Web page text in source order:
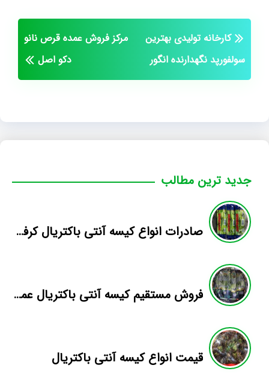
کارخانه تولیدی بهترین
سولفورپد نگهدارنده انگور
مرکز فروش عمده قرص نانو
دکو اصل
جدید ترین مطالب
صادرات انواع کیسه آنتی باکتریال کرفس
فروش مستقیم کیسه آنتی باکتریال عمده
قیمت انواع کیسه آنتی باکتریال